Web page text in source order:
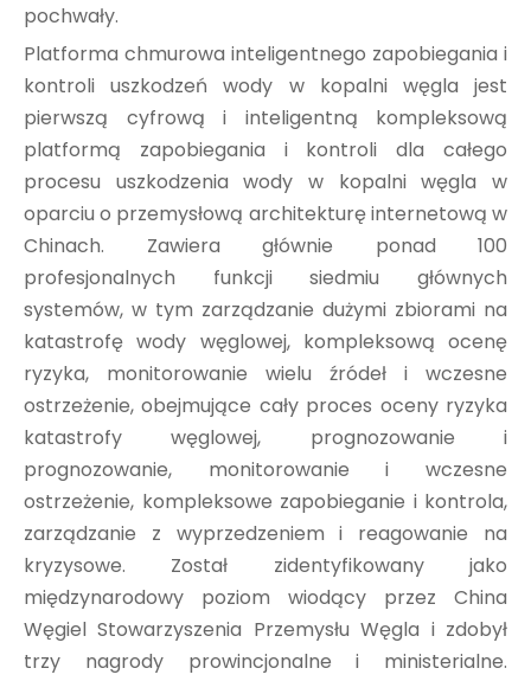
pochwały.
Platforma chmurowa inteligentnego zapobiegania i
kontroli uszkodzeń wody w kopalni węgla jest
pierwszą cyfrową i inteligentną kompleksową
platformą zapobiegania i kontroli dla całego
procesu uszkodzenia wody w kopalni węgla w
oparciu o przemysłową architekturę internetową w
Chinach. Zawiera głównie ponad 100
profesjonalnych funkcji siedmiu głównych
systemów, w tym zarządzanie dużymi zbiorami na
katastrofę wody węglowej, kompleksową ocenę
ryzyka, monitorowanie wielu źródeł i wczesne
ostrzeżenie, obejmujące cały proces oceny ryzyka
katastrofy węglowej, prognozowanie i
prognozowanie, monitorowanie i wczesne
ostrzeżenie, kompleksowe zapobieganie i kontrola,
zarządzanie z wyprzedzeniem i reagowanie na
kryzysowe. Został zidentyfikowany jako
międzynarodowy poziom wiodący przez China
Węgiel Stowarzyszenia Przemysłu Węgla i zdobył
trzy nagrody prowincjonalne i ministerialne.